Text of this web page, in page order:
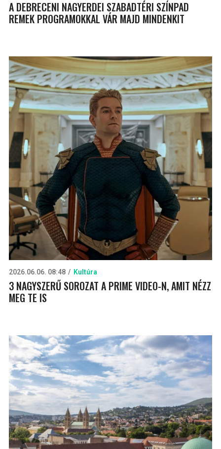
A DEBRECENI NAGYERDEI SZABADTÉRI SZÍNPAD
REMEK PROGRAMOKKAL VÁR MAJD MINDENKIT
2026.06.06. 08:48 Kultúra
3 NAGYSZERŰ SOROZAT A PRIME VIDEO-N, AMIT NÉZZ
MEG TE IS